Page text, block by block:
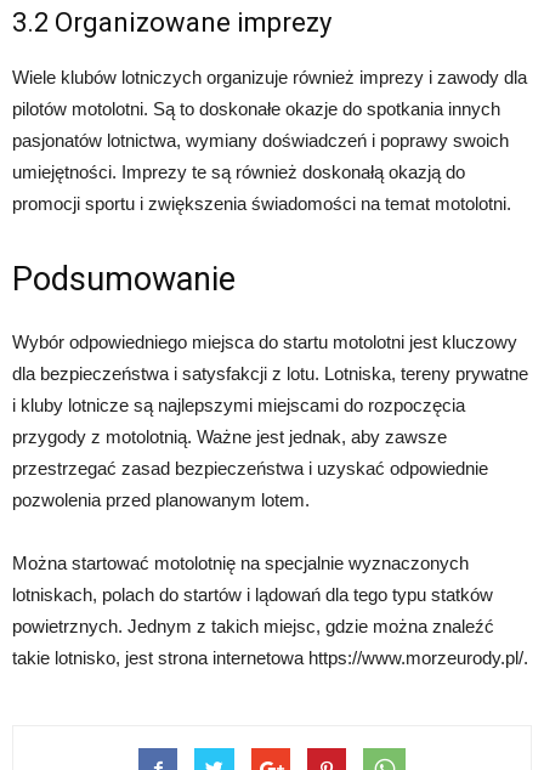
3.2 Organizowane imprezy
Wiele klubów lotniczych organizuje również imprezy i zawody dla
pilotów motolotni. Są to doskonałe okazje do spotkania innych
pasjonatów lotnictwa, wymiany doświadczeń i poprawy swoich
umiejętności. Imprezy te są również doskonałą okazją do
promocji sportu i zwiększenia świadomości na temat motolotni.
Podsumowanie
Wybór odpowiedniego miejsca do startu motolotni jest kluczowy
dla bezpieczeństwa i satysfakcji z lotu. Lotniska, tereny prywatne
i kluby lotnicze są najlepszymi miejscami do rozpoczęcia
przygody z motolotnią. Ważne jest jednak, aby zawsze
przestrzegać zasad bezpieczeństwa i uzyskać odpowiednie
pozwolenia przed planowanym lotem.
Można startować motolotnię na specjalnie wyznaczonych
lotniskach, polach do startów i lądowań dla tego typu statków
powietrznych. Jednym z takich miejsc, gdzie można znaleźć
takie lotnisko, jest strona internetowa https://www.morzeurody.pl/.